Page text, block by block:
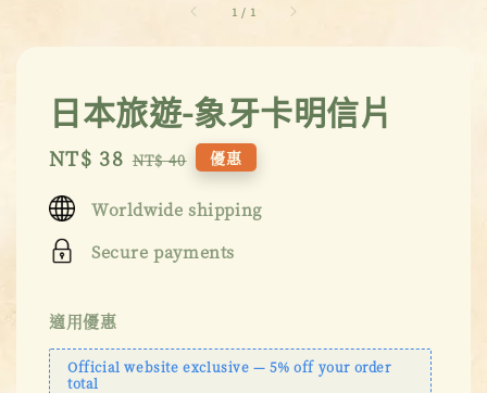
1 / 1
日本旅遊-象牙卡明信片
Sale
NT$ 38 Regular
NT$ 40 優惠
Worldwide shipping
Secure payments
適用優惠
Official website exclusive — 5% off your order
total